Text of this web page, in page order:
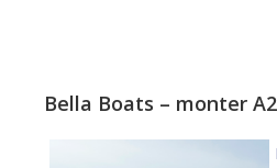
Bella Boats – monter